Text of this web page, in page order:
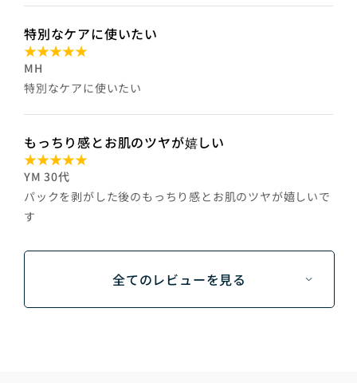
特別なケアに使いたい
MH
特別なケアに使いたい
もっちり感とお肌のツヤが嬉しい
YM 30代
パックを剥がした後のもっちり感とお肌のツヤが嬉しいで
す
全てのレビューを見る